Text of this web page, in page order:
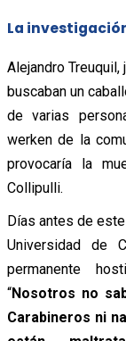
La
Alejandro
buscaban un
de varias
werken de la
provocaría la
Collipulli.
Días antes de
Universidad de
permanente
“Nosotros no
Carabineros ni